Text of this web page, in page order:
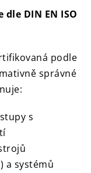
DIN EN ISO
podle
správné
s
a systémů